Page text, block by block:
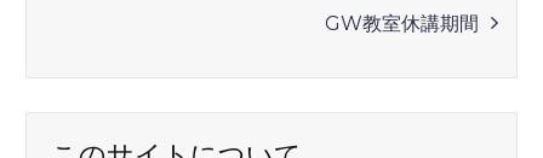
ナ
ビ
GW教室休講期間